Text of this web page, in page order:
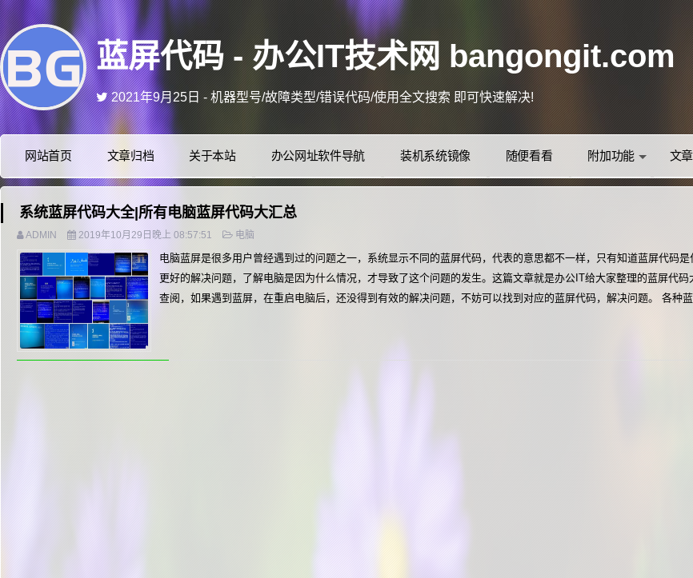
蓝屏代码 - 办公IT技术网 bangongit.com
2021年9月25日 - 机器型号/故障类型/错误代码/使用全文搜索 即可快速解决!
2021年4月5日 - 网页端/手机端网站美化,背景更换！
2021年1月25日 - 喜欢本站的可以Ctrl+D把本站加入收藏夹，以方便日后访问！
2020年6月7日 - 不固定时间更新维修中的小技巧(●'◡'●)ﾉ❤
2021年12月16日 - 更多资讯 关注微信公众号：办公IT技术网
网站首页 文章归档 关于本站 办公网址软件导航 装机系统镜像 随便看看 附加功能 文
系统蓝屏代码大全|所有电脑蓝屏代码大汇总
ADMIN 2019年10月29日晚上 08:57:51 电脑
电脑蓝屏是很多用户曾经遇到过的问题之一，系统显示不同的蓝屏代码，代表的意思都不一样，只有知道蓝屏代码
更好的解决问题，了解电脑是因为什么情况，才导致了这个问题的发生。这篇文章就是办公IT给大家整理的蓝屏代码
查阅，如果遇到蓝屏，在重启电脑后，还没得到有效的解决问题，不妨可以找到对应的蓝屏代码，解决问题。 各种
更多资讯 关注微